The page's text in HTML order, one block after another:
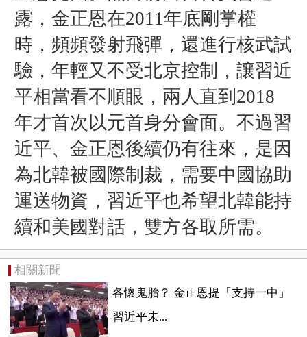
露，金正恩在2011年底剛掌權
時，頻頻發射飛彈，還進行核武試
驗，年輕又不受北京控制，讓習近
平相當看不順眼，兩人直到2018
年才首次以元首身分會面。不過習
近平、金正恩後續仍有往來，是因
為北韓被國際制裁，需要中國協助
運送物資，習近平也希望北韓能持
續和美國對話，雙方各取所需。
相關新聞
各懷鬼胎？ 金正恩提「支持一中」
習近平未...